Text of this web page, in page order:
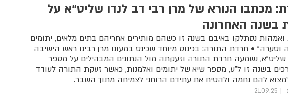
מכתבו הנורא של מרן רבי דב לנדו שליט"א על
בשנה האחרונה
נסתלקו באיבם בשנה זו כשהם מותירים אחריהם בתים מלאים, יתומים
וסערה" • חרדת התורה: בכינוס מיוחד שכינס במעונו מרן רבינו ראש הישיבה
שליט"א, נשמעה חרדת התורה וזעקתה מול הנתונים המבהילים על מספר
בשנה זו ל"ע, מספר שיא של יתומים ואלמנות, כאשר זעקת התורה לעודד
להם נחמה ולהטיח את עתידם הרוחני לצמיחה מתוך השבר.
21.09.25